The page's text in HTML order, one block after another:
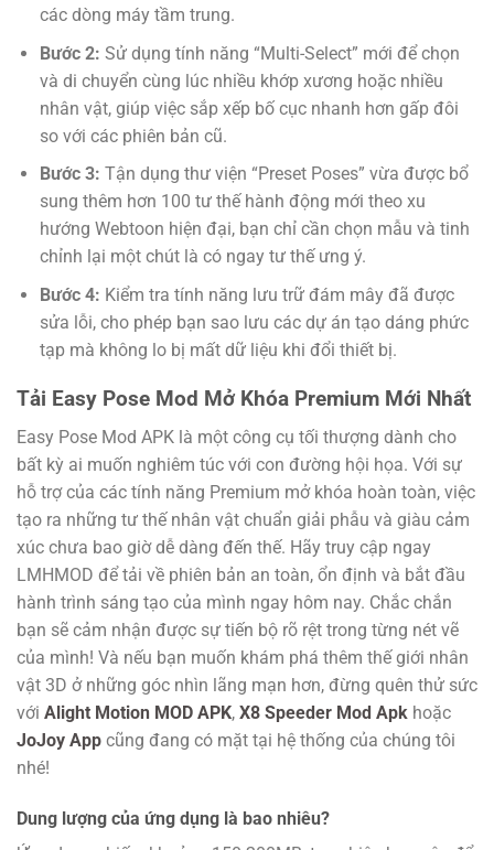
các dòng máy tầm trung.
Bước 2: Sử dụng tính năng “Multi-Select” mới để chọn
và di chuyển cùng lúc nhiều khớp xương hoặc nhiều
nhân vật, giúp việc sắp xếp bố cục nhanh hơn gấp đôi
so với các phiên bản cũ.
Bước 3: Tận dụng thư viện “Preset Poses” vừa được bổ
sung thêm hơn 100 tư thế hành động mới theo xu
hướng Webtoon hiện đại, bạn chỉ cần chọn mẫu và tinh
chỉnh lại một chút là có ngay tư thế ưng ý.
Bước 4: Kiểm tra tính năng lưu trữ đám mây đã được
sửa lỗi, cho phép bạn sao lưu các dự án tạo dáng phức
tạp mà không lo bị mất dữ liệu khi đổi thiết bị.
Tải Easy Pose Mod Mở Khóa Premium Mới Nhất
Easy Pose Mod APK là một công cụ tối thượng dành cho
bất kỳ ai muốn nghiêm túc với con đường hội họa. Với sự
hỗ trợ của các tính năng Premium mở khóa hoàn toàn, việc
tạo ra những tư thế nhân vật chuẩn giải phẫu và giàu cảm
xúc chưa bao giờ dễ dàng đến thế. Hãy truy cập ngay
LMHMOD để tải về phiên bản an toàn, ổn định và bắt đầu
hành trình sáng tạo của mình ngay hôm nay. Chắc chắn
bạn sẽ cảm nhận được sự tiến bộ rõ rệt trong từng nét vẽ
của mình! Và nếu bạn muốn khám phá thêm thế giới nhân
vật 3D ở những góc nhìn lãng mạn hơn, đừng quên thử sức
với Alight Motion MOD APK, X8 Speeder Mod Apk hoặc
JoJoy App cũng đang có mặt tại hệ thống của chúng tôi
nhé!
Dung lượng của ứng dụng là bao nhiêu?